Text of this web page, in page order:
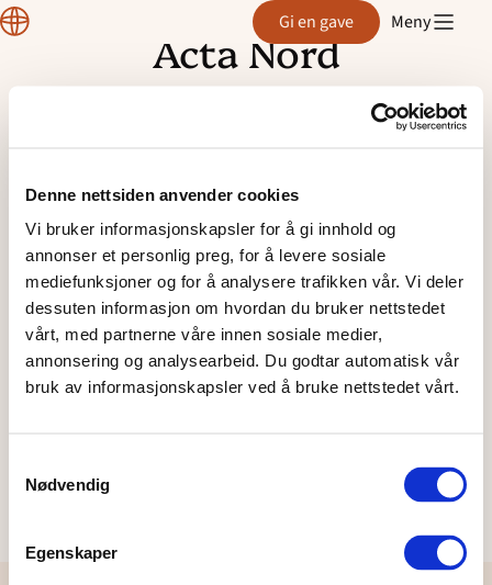
Denne nettsiden anvender cookies
Vi bruker informasjonskapsler for å gi innhold og
annonser et personlig preg, for å levere sosiale
mediefunksjoner og for å analysere trafikken vår. Vi deler
dessuten informasjon om hvordan du bruker nettstedet
vårt, med partnerne våre innen sosiale medier,
annonsering og analysearbeid. Du godtar automatisk vår
bruk av informasjonskapsler ved å bruke nettstedet vårt.
Nødvendig
Egenskaper
til
Region
Nord Gi en gave Meny
Acta Nord
Se Facebook – Acta Nord!